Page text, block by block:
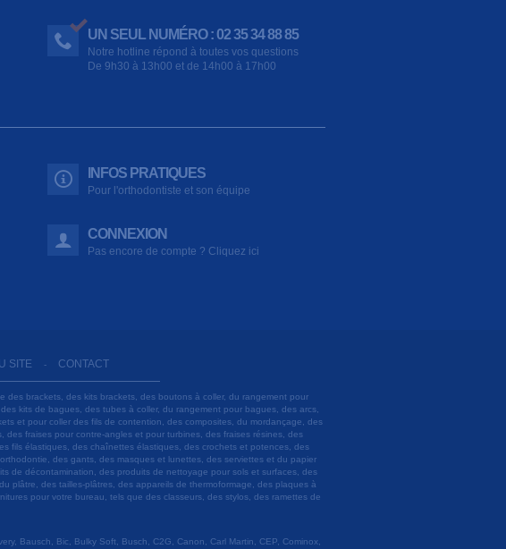
UN SEUL NUMÉRO : 02 35 34 88 85
Notre hotline répond à toutes vos questions
De 9h30 à 13h00 et de 14h00 à 17h00
INFOS PRATIQUES
Pour l'orthodontiste et son équipe
CONNEXION
Pas encore de compte ? Cliquez ici
SITE - CONTACT
brackets, des kits brackets, des boutons à coller, du rangement pour
kits de bagues, des tubes à coller, du rangement pour bagues, des arcs,
et pour coller des fils de contention, des composites, du mordançage, des
fraises pour contre-angles et pour turbines, des fraises résines, des
fils élastiques, des chaînettes élastiques, des crochets et potences, des
des gants, des masques et lunettes, des serviettes et du papier
de décontamination, des produits de nettoyage pour sols et surfaces, des
plâtre, des tailles-plâtres, des appareils de thermoformage, des plaques à
pour votre bureau, tels que des classeurs, des stylos, des ramettes de
Bausch, Bic, Bulky Soft, Busch, C2G, Canon, Carl Martin, CEP, Cominox,